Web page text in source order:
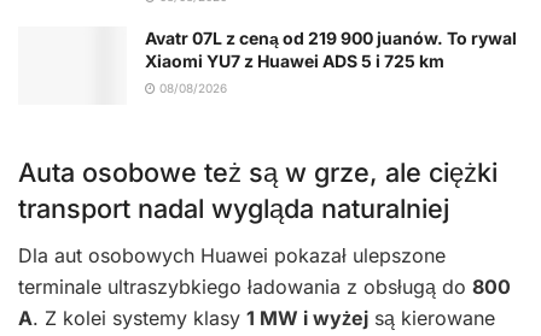
Avatr 07L z ceną od 219 900 juanów. To rywal
Xiaomi YU7 z Huawei ADS 5 i 725 km
08/08/2026
Auta osobowe też są w grze, ale ciężki
transport nadal wygląda naturalniej
Dla aut osobowych Huawei pokazał ulepszone
terminale ultraszybkiego ładowania z obsługą do 800
A. Z kolei systemy klasy 1 MW i wyżej są kierowane